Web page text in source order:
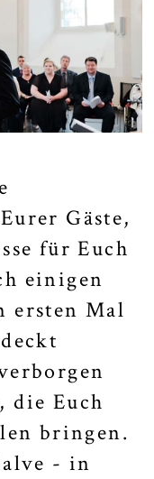
Gäste,
für Euch
einigen
ersten Mal
die Euch
bringen.
- in